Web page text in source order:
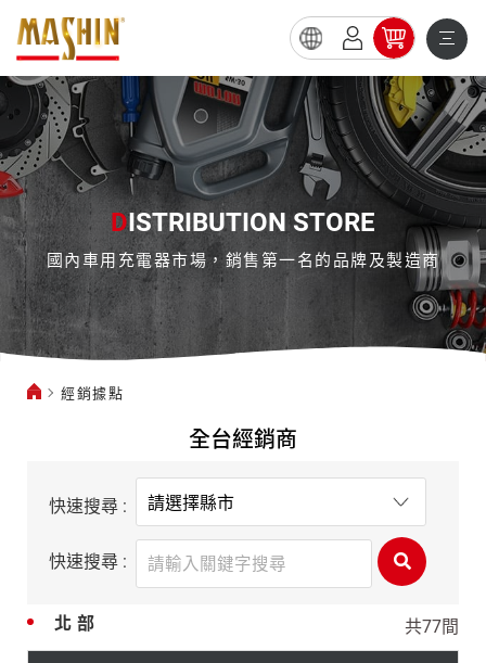
經
銷
據
點
DISTRIBUTION STORE
國內車用充電器市場，銷售第一名的品牌及製造商
經銷據點
全台經銷商
快速搜尋 :
快速搜尋 :
北部 共77間